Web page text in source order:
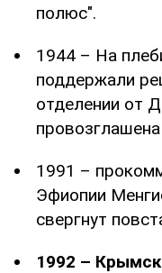
полюс".
1944 – На
поддержали
отделении от
1991 –
Эфиопии
свергнут
1992 –